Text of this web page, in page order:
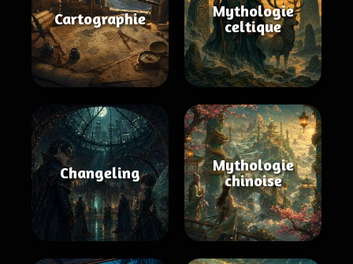
Cartographie
Mythologie
celtique
Changeling
Mythologie
chinoise